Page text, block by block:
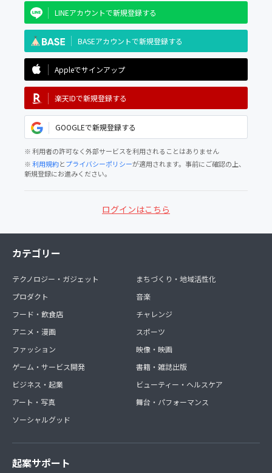
LINEアカウントで新規登録する
BASEアカウントで新規登録する
Appleでサインアップ
楽天IDで新規登録する
GOOGLEで新規登録する
※ 利用者の許可なく外部サービスを利用されることはありません
※利用規約とプライバシーポリシーが適用されます。事前にご確認の上、
新規登録にお進みください。
ログインはこちら
カテゴリー
テクノロジー・ガジェット
プロダクト
フード・飲食店
アニメ・漫画
ファッション
ゲーム・サービス開発
ビジネス・起業
アート・写真
ソーシャルグッド
まちづくり・地域活性化
音楽
チャレンジ
スポーツ
映像・映画
書籍・雑誌出版
ビューティー・ヘルスケア
舞台・パフォーマンス
起案サポート